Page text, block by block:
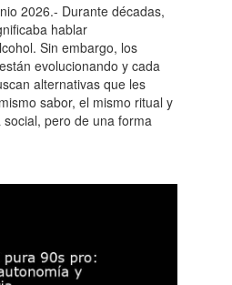
2026.- Durante décadas,
hablar
Sin embargo, los
evolucionando y cada
alternativas que les
sabor, el mismo ritual y
pero de una forma